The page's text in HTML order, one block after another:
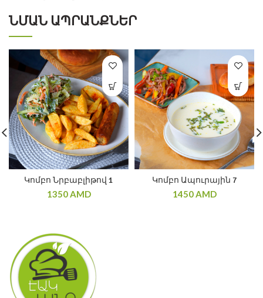
ՆՄԱՆ ԱՊՐԱՆՔՆԵՐ
Կոմբո Նրբաբլիթով 1
1350AMD
Կոմբո Ապուրային 7
1450AMD